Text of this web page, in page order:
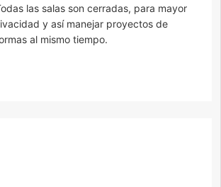
las salas son cerradas, para mayor
y así manejar proyectos de
al mismo tiempo.